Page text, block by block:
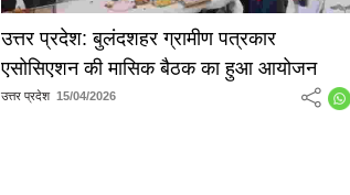
उत्तर प्रदेश: बुलंदशहर ग्रामीण पत्रकार
एसोसिएशन की मासिक बैठक का हुआ आयोजन
उत्तर प्रदेश 15/04/2026